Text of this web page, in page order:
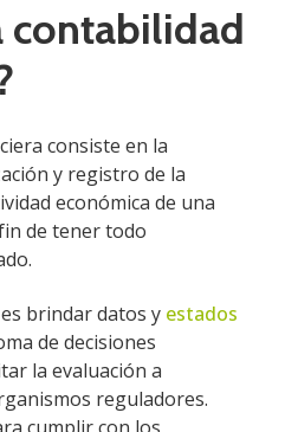
contabilidad
consiste en la
y registro de la
económica de una
de tener todo
brindar datos y estados
de decisiones
la evaluación a
reguladores.